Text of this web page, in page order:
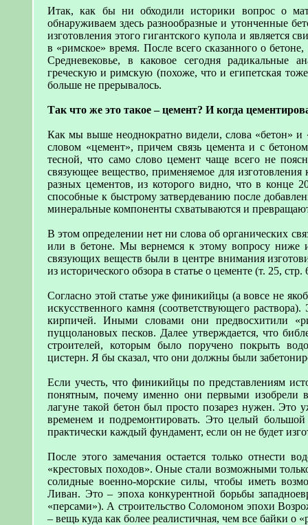
Итак, как бы ни обходили историки вопрос о
обнаруживаем здесь разнообразные и утонченные
изготовления этого гигантского купола и является
в «римское» время. После всего сказанного о
Средневековье, в каковое сегодня радикальные
греческую и римскую (похоже, что и египетская
больше не прерывалось.
Так что же это такое – цемент? И когда
Как мы выше неоднократно видели, слова «бетон» и
словом «цемент», причем связь цемента и с
тесной, что само слово цемент чаще всего не
связующее вещество, применяемое для изготовления
разных цементов, из которого видно, что в конце
способные к быстрому затвердеванию после
минеральные компоненты схватываются и
В этом определении нет ни слова об органических
или в бетоне. Мы вернемся к этому вопросу ниже
связующих веществ были в центре внимания
из исторического обзора в статье о цементе (т. 25, стр.
Согласно этой статье уже финикийцы (а вовсе не
искусственного камня (соответствующего
кирпичей. Иными словами они предвосхитили
пуццолановых песков. Далее утверждается, что
строителей, которым было поручено покрыть
цистерн. Я бы сказал, что они должны были
Если учесть, что финикийцы по представлениям
понятным, почему именно они первыми изобрели
лагуне такой бетон был просто позарез нужен.
временем и подремонтировать. Это целый большой
практически каждый фундамент, если он не будет
После этого замечания остается только отнести
«крестовых походов». Оные стали возможными
солидные военно-морские силы, чтобы иметь
Ливан. Это – эпоха конкурентной борьбы
«персами»). А строительство Соломоном эпохи
– вещь куда как более реалистичная, чем все байки